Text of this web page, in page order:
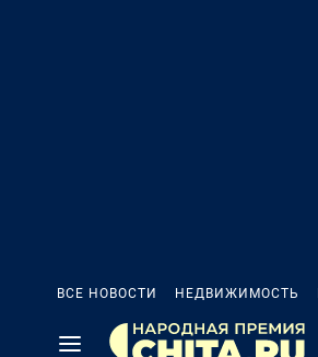
ВСЕ НОВОСТИ НЕДВИЖИМОСТЬ